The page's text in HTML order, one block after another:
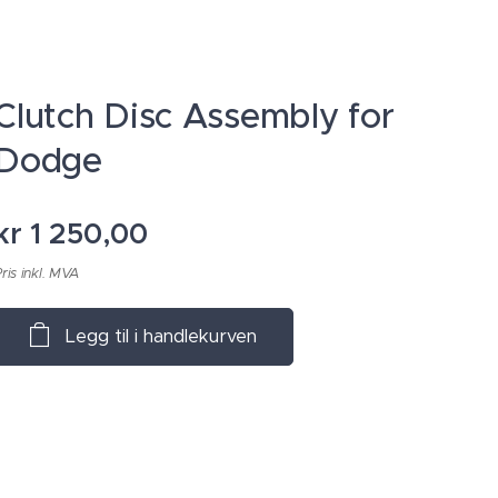
Disc Assembly for
1 250,00
inkl. MVA
Legg til i handlekurven